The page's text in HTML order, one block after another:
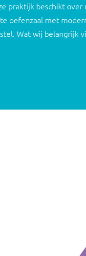
praktijk beschikt
oefenzaal met
Wat wij belangrijk